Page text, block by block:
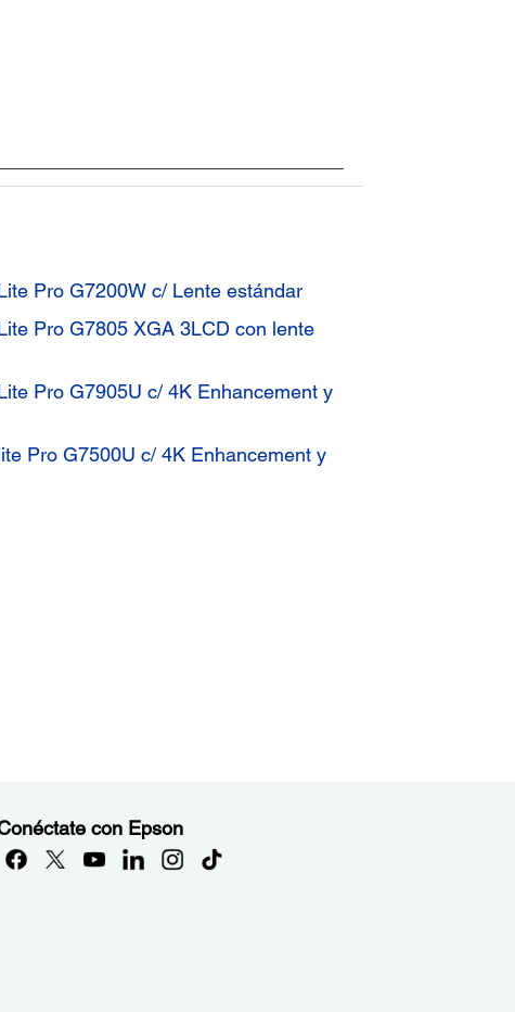
Pro G7200W c/ Lente estándar
Pro G7805 XGA 3LCD con lente
Pro G7905U c/ 4K Enhancement y
Pro G7500U c/ 4K Enhancement y
con Epson